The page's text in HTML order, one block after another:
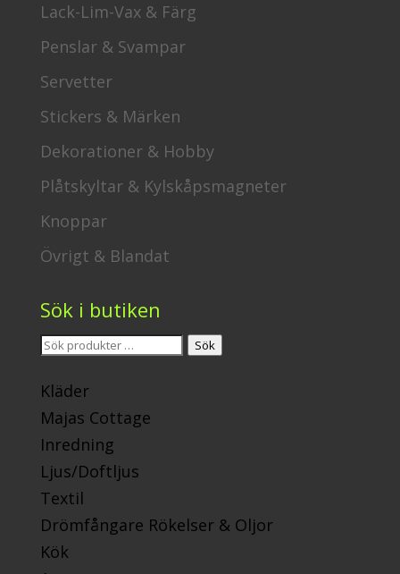
Lack-Lim-Vax & Färg
Penslar & Svampar
Servetter
Stickers & Märken
Dekorationer & Hobby
Plåtskyltar & Kylskåpsmagneter
Knoppar
Övrigt & Blandat
Sök i butiken
Sök
Sök
Kläder
Majas Cottage
Inredning
Ljus/Doftljus
Textil
Drömfångare Rökelser & Oljor
Kök